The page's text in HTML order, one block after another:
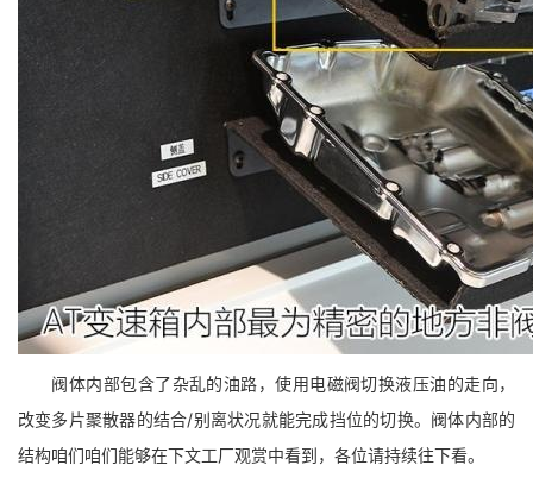
阀体内部包含了杂乱的油路，使用电磁阀切换液压油的走向，
改变多片聚散器的结合/别离状况就能完成挡位的切换。阀体内部的
结构咱们咱们能够在下文工厂观赏中看到，各位请持续往下看。